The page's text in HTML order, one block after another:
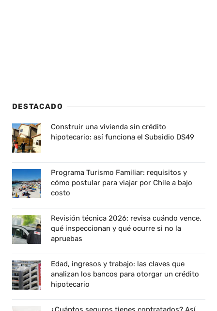
DESTACADO
Construir una vivienda sin crédito
hipotecario: así funciona el Subsidio DS49
Programa Turismo Familiar: requisitos y
cómo postular para viajar por Chile a bajo
costo
Revisión técnica 2026: revisa cuándo vence,
qué inspeccionan y qué ocurre si no la
apruebas
Edad, ingresos y trabajo: las claves que
analizan los bancos para otorgar un crédito
hipotecario